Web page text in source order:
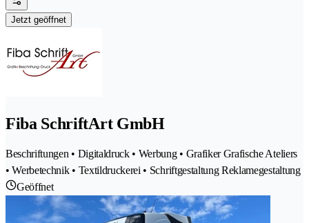
Jetzt geöffnet
Fiba SchriftArt GmbH
Beschriftungen • Digitaldruck • Werbung • Grafiker Grafische Ateliers
• Werbetechnik • Textildruckerei • Schriftgestaltung Reklamegestaltung
Geöffnet